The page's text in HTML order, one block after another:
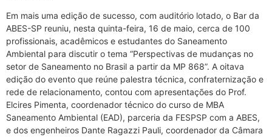
Em mais uma edição de sucesso, com auditório lotado, o Bar da
ABES-SP reuniu, nesta quinta-feira, 16 de maio, cerca de 100
profissionais, acadêmicos e estudantes do Saneamento
Ambiental para discutir o tema “Perspectivas de mudanças no
setor de Saneamento no Brasil a partir da MP 868”. A oitava
edição do evento que reúne palestra técnica, confraternização e
rede de relacionamento, contou com apresentações do Prof.
Elcires Pimenta, coordenador técnico do curso de MBA
Saneamento Ambiental (EAD), parceria da FESPSP com a ABES,
e dos engenheiros Dante Ragazzi Pauli, coordenador da Câmara